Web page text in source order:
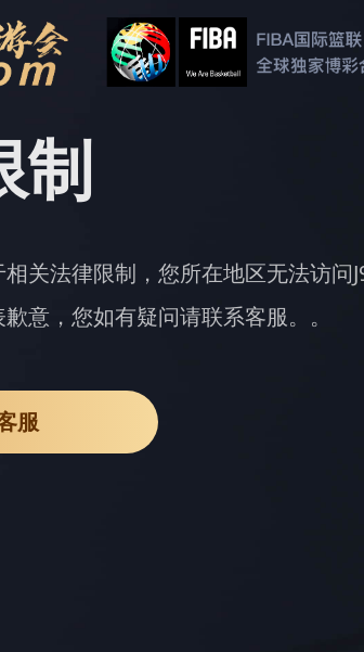
制
关法律限制，您所在地区无法访问
意，您如有疑问请联系客服。。
服